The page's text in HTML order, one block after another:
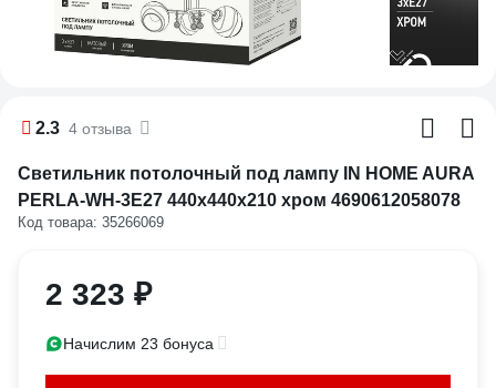
2.3 4 отзыва
Светильник потолочный под лампу IN HOME AURA
PERLA-WH-3E27 440x440x210 хром 4690612058078
Код товара: 35266069
2 323 ₽
Начислим 23 бонуса